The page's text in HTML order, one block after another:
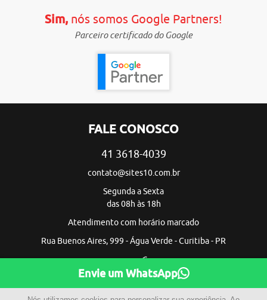
Sim,nós somos Google Partners!
Parceiro certificado do Google
FALE CONOSCO
41 3618-4039
contato@sites10.com.br
Segunda a Sexta
das 08h às 18h
Atendimento com horário marcado
Rua Buenos Aires, 999 - Água Verde - Curitiba - PR
Envie um WhatsApp